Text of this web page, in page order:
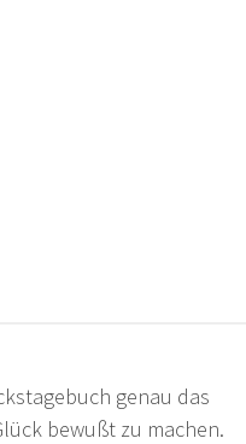
genau das
bewußt zu machen.